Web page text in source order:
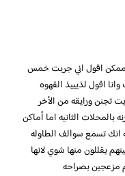
ممكن اقول اني جربت خمس
اقول لذيييذ القهوه
ورايقه من الأخر
الثانيه اما أماكن
انك تسمع سوالف الطاوله
يقللون منها شوي لانها
مزعجين بصراحه